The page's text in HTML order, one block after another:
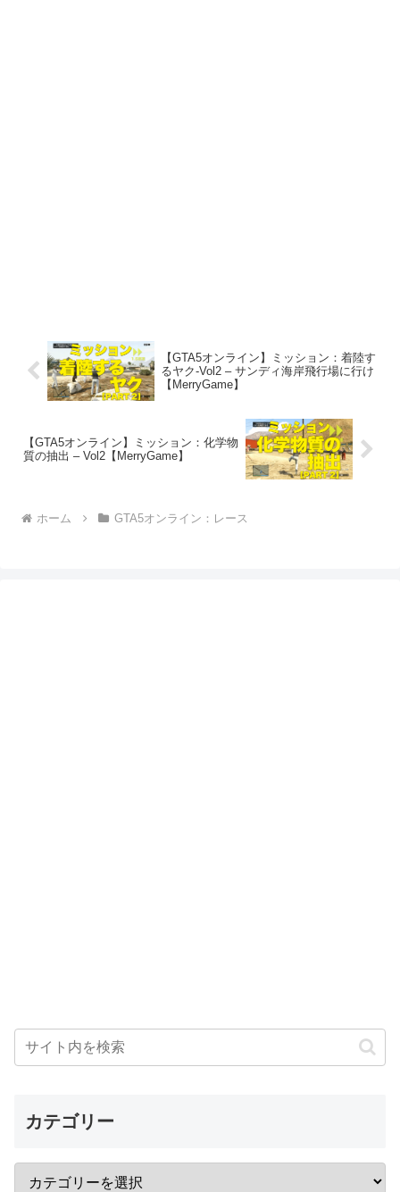
【GTA5オンライン】ミッション：着陸す
るヤク-Vol2 – サンディ海岸飛行場に行け
【MerryGame】
【GTA5オンライン】ミッション：化学物
質の抽出 – Vol2【MerryGame】
ホーム GTA5オンライン：レース
カテゴリー